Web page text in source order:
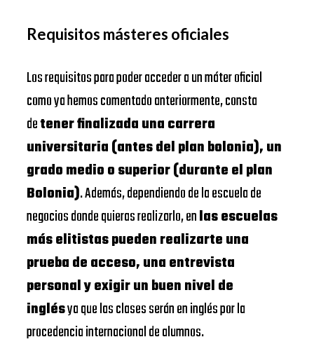
Requisitos másteres oficiales
Los requisitos para poder acceder a un máter oficial
como ya hemos comentado anteriormente, consta
detener finalizada una carrera
universitaria (antes del plan bolonia), un
grado medio o superior (durante el plan
Bolonia). Además, dependiendo de la escuela de
negocios donde quieras realizarlo, enlas escuelas
más elitistas pueden realizarte una
prueba de acceso, una entrevista
personal y exigir un buen nivel de
inglésya que las clases serán en inglés por la
procedencia internacional de alumnos.